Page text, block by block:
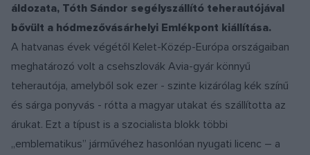
áldozata, Tóth Sándor segélyszállító teherautójával
bővült a hódmezővásárhelyi Emlékpont kiállítása.
A hatvanas évek végétől Kelet-Közép-Európa országaiban
meghatározó volt a csehszlovák Avia-gyár könnyű
teherautója, amelyből sok ezer - szinte kizárólag kék színű
és sárga ponyvás - rótta a magyar utakat és szállította az
árukat. Ezt a típust is a szocialista blokk többi
„emblematikus” járművéhez hasonlóan nyugati licenc – a